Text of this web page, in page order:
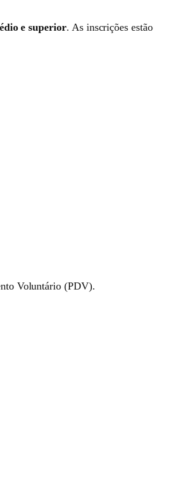
e superior. As inscrições estão
Voluntário (PDV).